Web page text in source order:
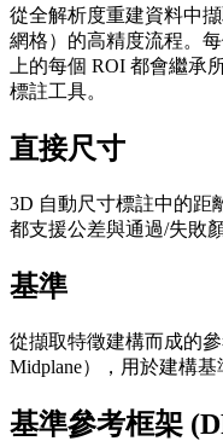
從全解析度重建資料中
網格）的高精度流程。
上的每個 ROI 都會繼承
標註工具。
直接尺寸
3D 自動尺寸標註中的距
都支援公差與通過/失敗
基準
從擷取特徵建構而成的
Midplane），用於建構基
基準參考框架